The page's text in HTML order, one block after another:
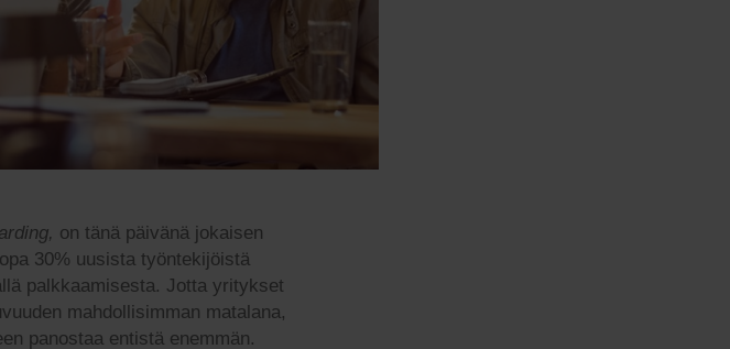
on tänä päivänä jokaisen
30% uusista työntekijöistä
palkkaamisesta. Jotta yritykset
mahdollisimman matalana,
panostaa entistä enemmän.